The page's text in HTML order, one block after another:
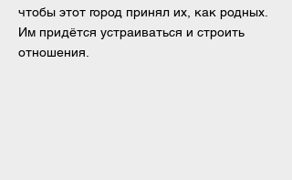
чтобы этот город принял их, как родных.
Им придётся устраиваться и строить
отношения.